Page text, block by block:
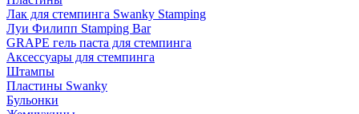
Лак для стемпинга Swanky Stamping
Луи Филипп Stamping Bar
GRAPE гель паста для стемпинга
Аксессуары для стемпинга
Штампы
Пластины Swanky
Бульонки